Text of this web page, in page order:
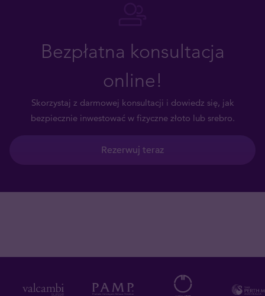
Bezpłatna konsultacja
online!
Skorzystaj z darmowej konsultacji i dowiedz się, jak
bezpiecznie inwestować w fizyczne złoto lub srebro.
Rezerwuj teraz